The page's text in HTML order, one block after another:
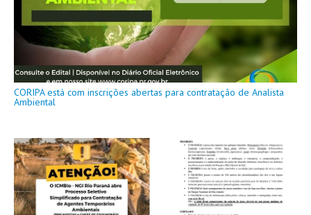
CORIPA está com inscrições abertas para contratação de Analista
Ambiental